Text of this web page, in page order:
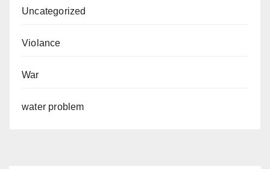
Uncategorized
Violance
War
water problem